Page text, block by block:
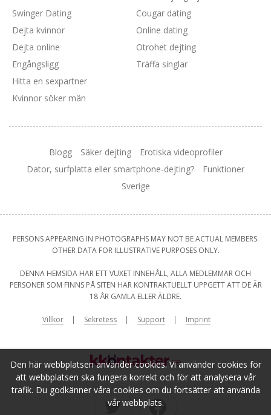
Den här webbplatsen använder cookies. Vi använder cookies för
att webbplatsen ska fungera korrekt och för att analysera vår
trafik. Du godkänner våra cookies om du fortsätter att använda
vår webbplats.
Swinger Dating
Cougar dating
Dejta kvinnor
Dejta online
Engångsligg
Hitta en sexpartner
Kvinnor söker män
Online dating
Otrohet dejting
Träffa singlar
Blogg Säker dejting
Erotiska videoprofiler
Dator, surfplatta eller smartphone-dejting?
Funktioner
Sverige
PERSONS APPEARING IN PHOTOGRAPHS MAY NOT BE ACTUAL MEMBERS.
OTHER DATA FOR ILLUSTRATIVE PURPOSES ONLY.
DENNA HEMSIDA HAR ETT VUXET INNEHÅLL, ALLA MEDLEMMAR OCH
PERSONER SOM FINNS PÅ SITEN HAR KONTRAKTUELLT UPPGETT ATT DE ÄR
18 ÅR GAMLA ELLER ÄLDRE.
Villkor Sekretess Support Imprint